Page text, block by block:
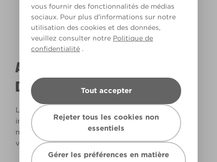
vous fournir des fonctionnalités de médias
sociaux. Pour plus d’informations sur notre
utilisation des cookies et des données,
veuillez consulter notre Politique de
confidentialité .
Tout accepter
Rejeter tous les cookies non
essentiels
Gérer les préférences en matière
A QUOI RESSEMBLERA CETTE COULEUR
DANS VOTRE MAISON ?
La lumière naturelle et l’éclairage jouent un rôle
important sur le rendu des couleurs dans votre
maison. Utilisez cet outil pour voir le rendu de
votre couleur en fonction de la lumière.